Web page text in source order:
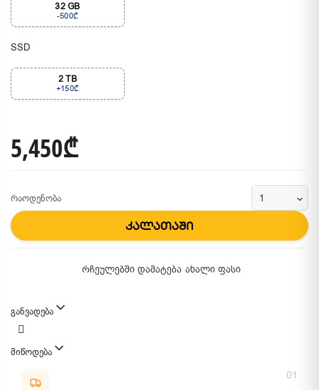
32 GB
-500₾
SSD
2 TB
+150₾
5,450₾
რაოდენობა
კალათაში
რჩეულებში დამატება ახალი ფასი
განვადება
მიწოდება
01